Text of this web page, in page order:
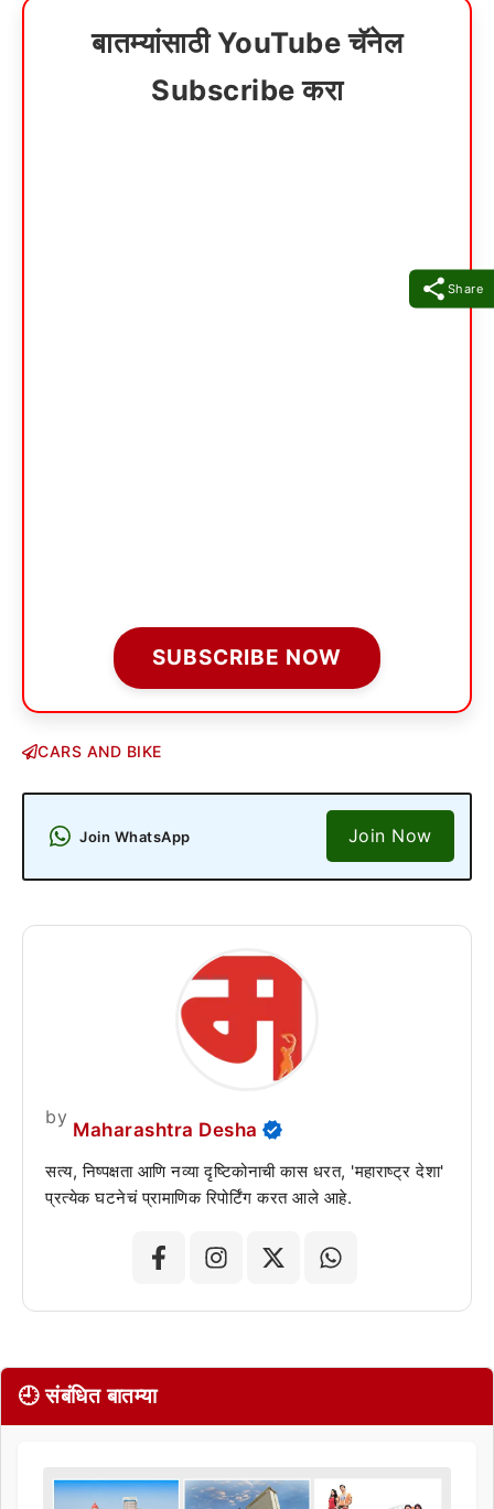
Share
बातम्यांसाठी YouTube चॅनेल
Subscribe करा
SUBSCRIBE NOW
CARS AND BIKE
Join WhatsApp Join Now
by
Maharashtra Desha
सत्य, निष्पक्षता आणि नव्या दृष्टिकोनाची कास धरत, 'महाराष्ट्र देशा'
प्रत्येक घटनेचं प्रामाणिक रिपोर्टिंग करत आले आहे.
🕘 संबंधित बातम्या